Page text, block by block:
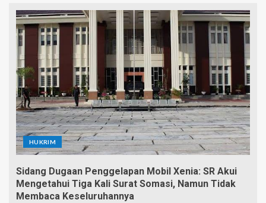
HUKRIM
Sidang Dugaan Penggelapan Mobil Xenia: SR Akui
Mengetahui Tiga Kali Surat Somasi, Namun Tidak
Membaca Keseluruhannya